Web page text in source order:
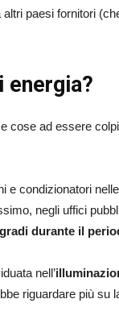
paesi fornitori
energia?
cose ad essere
e condizionatori nelle
negli uffici
durante il
nell’
riguardare più su